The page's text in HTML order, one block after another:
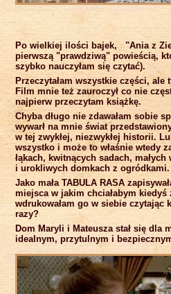
Po wielkiej ilości bajek, "Ania z
pierwszą "prawdziwą" powieścią,
szybko nauczyłam się czytać).
Przeczytałam wszystkie części,
Film mnie też zauroczył co nie
najpierw przeczytam książkę.
Chyba długo nie zdawałam sobie
wywarł na mnie świat
w tej zwykłej, niezwykłej historii.
wszystko i może to właśnie wtedy
łąkach, kwitnących sadach,
i urokliwych domkach z ogródkami.
Jako mała TABULA RASA
miejsca w jakim chciałabym kiedyś
wdrukowałam go w siebie
razy?
Dom Maryli i Mateusza stał się dla
idealnym, przytulnym i